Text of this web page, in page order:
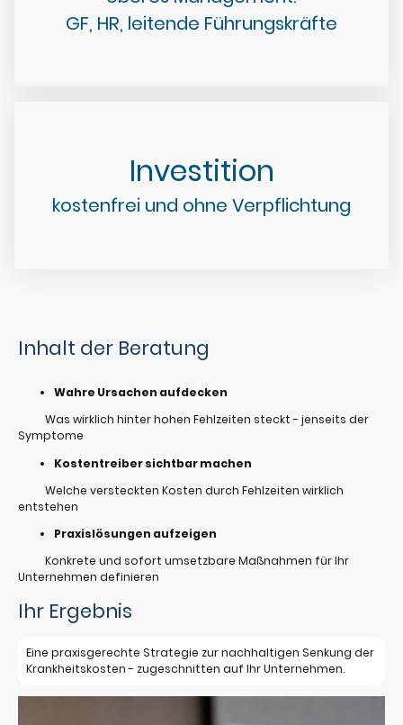
GF, HR, leitende Führungskräfte
Investition
kostenfrei und ohne Verpflichtung
Inhalt der Beratung
Wahre Ursachen aufdecken
Was wirklich hinter hohen Fehlzeiten steckt - jenseits der
Symptome
Kostentreiber sichtbar machen
Welche versteckten Kosten durch Fehlzeiten wirklich
entstehen
Praxislösungen aufzeigen
Konkrete und sofort umsetzbare Maßnahmen für Ihr
Unternehmen definieren
Ihr Ergebnis
Eine praxisgerechte Strategie zur nachhaltigen Senkung der
Krankheitskosten - zugeschnitten auf Ihr Unternehmen.